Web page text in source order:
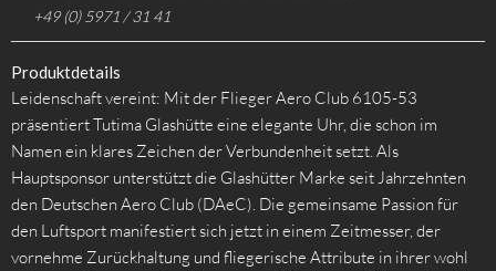
+49 (0) 5971 / 31 41
Produktdetails
Leidenschaft vereint: Mit der Flieger Aero Club 6105-53
präsentiert Tutima Glashütte eine elegante Uhr, die schon im
Namen ein klares Zeichen der Verbundenheit setzt. Als
Hauptsponsor unterstützt die Glashütter Marke seit Jahrzehnten
den Deutschen Aero Club (DAeC). Die gemeinsame Passion für
den Luftsport manifestiert sich jetzt in einem Zeitmesser, der
vornehme Zurückhaltung und fliegerische Attribute in ihrer wohl